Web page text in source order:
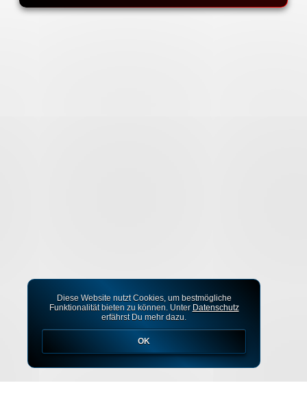
Diese Website nutzt Cookies, um bestmögliche
Funktionalität bieten zu können. Unter Datenschutz
erfährst Du mehr dazu.
OK